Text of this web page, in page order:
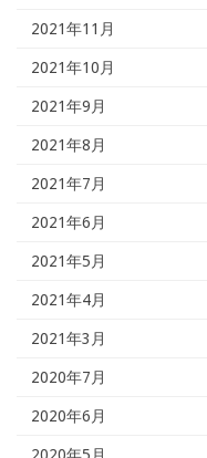
2021年11月
2021年10月
2021年9月
2021年8月
2021年7月
2021年6月
2021年5月
2021年4月
2021年3月
2020年7月
2020年6月